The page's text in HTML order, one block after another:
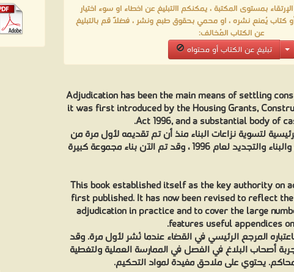
بمستوى المكتبة ، يمكنكم االتبليغ عن اخطاء او سوء اختيار
كتاب يُمنع نشره ، او محمي بحقوق طبع ونشر ، فضلاً قم بالتبليغ
عن الكتاب المُخالف:
تبليغ عن الكتاب أو محتواه
Adjudication has been the main means of settling
it was first introduced by the Housing Grants,
Act 1996, and a substantial body of
لتسوية نزاعات البناء منذ أن تم تقديمه لأول مرة من
خلال قانون منح الإسكان والبناء والتجديد لعام 1996 ، وقد تم الآن بناء مجموعة كبيرة
This book established itself as the key authority on
first published. It has now been revised to reflect
adjudication in practice and to cover the large
features useful appendices
المرجع الرئيسي في القضاء عندما نُشر لأول مرة. وقد
أصحاب البلاغ في الفصل في الممارسة العملية ولتغطية
يحتوي على ملاحق مفيدة لمواد التحكيم.